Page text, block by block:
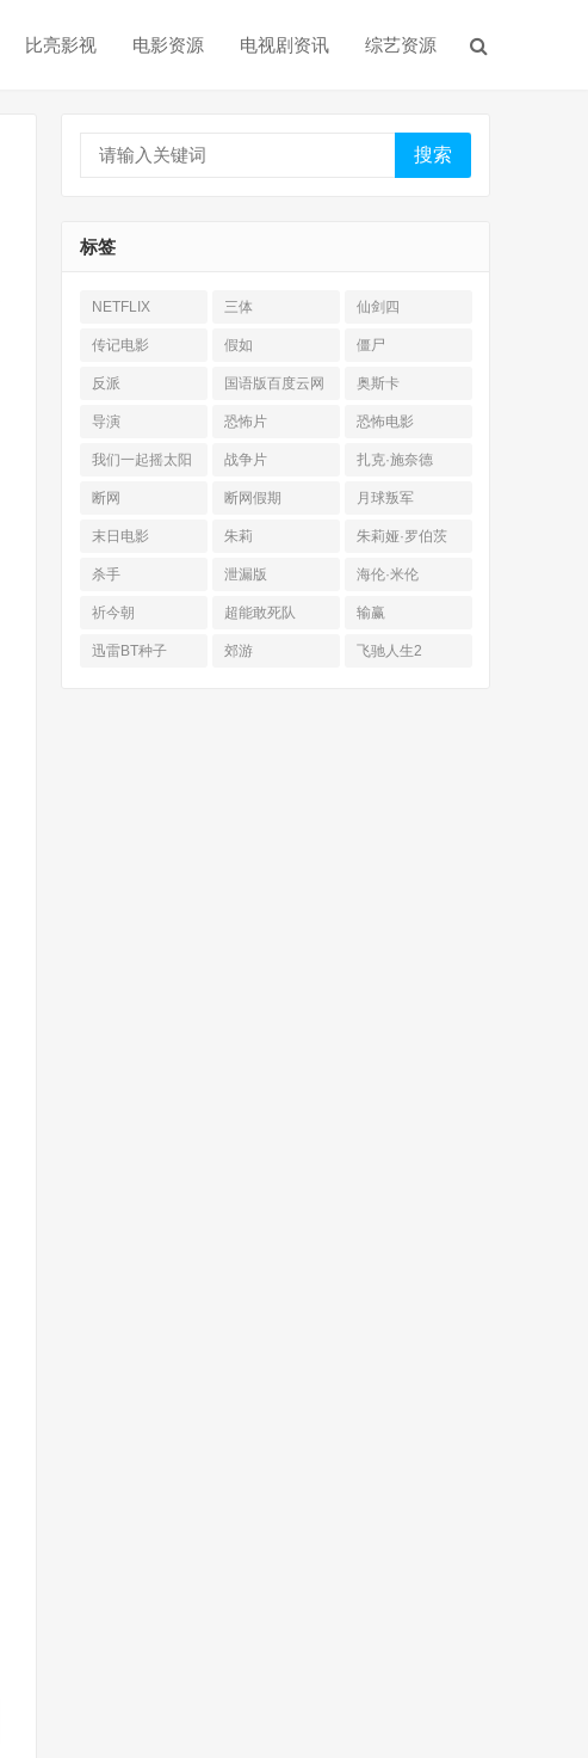
比亮影视 电影资源 电视剧资讯 综艺资源
搜索
标签
NETFLIX 三体 仙剑四
传记电影 假如 僵尸
反派
国语版百度云网
盘
奥斯卡
导演 恐怖片 恐怖电影
我们一起摇太阳 战争片 扎克·施奈德
断网 断网假期 月球叛军
末日电影 朱莉 朱莉娅·罗伯茨
杀手 泄漏版 海伦·米伦
祈今朝 超能敢死队 输赢
迅雷BT种子 郊游 飞驰人生2